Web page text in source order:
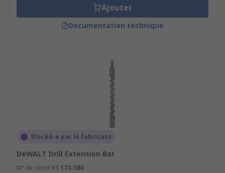
Ajouter
Documentation technique
Stocké-e par le fabricant
DeWALT Drill Extension Bar
N° de stock RS 173-586